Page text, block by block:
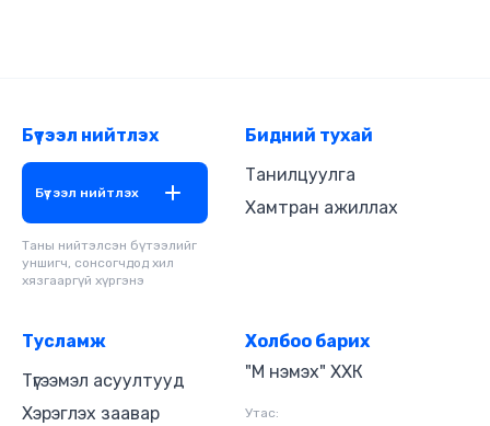
бичлэг - МУАЖ Г.Равдан Дууны найруулагч:
СТА Д.Сарантуяа
Бүтээл нийтлэх
Бүтээл нийтлэх
Таны нийтэлсэн бүтээлийг
уншигч, сонсогчдод хил
хязгааргүй хүргэнэ
Бидний тухай
Танилцуулга
Хамтран ажиллах
Тусламж
Түгээмэл асуултууд
Хэрэглэх заавар
Холбоо барих
"М нэмэх" ХХК
Утас: